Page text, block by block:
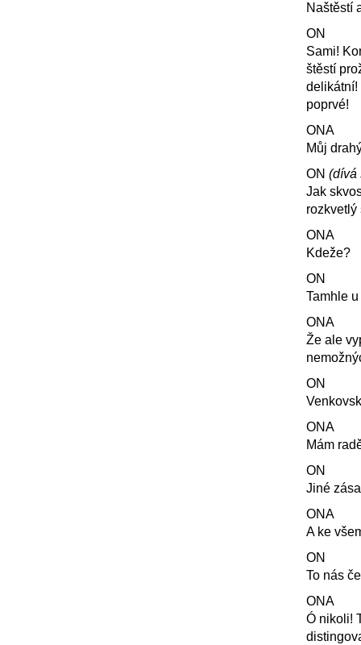
Naštěstí
ON
Sami!
štěstí
delikátní!
poprvé!
ONA
Můj
ON (dívá
Jak
rozkvetlý
ONA
Kdeže?
ON
Tamhle
ONA
Že ale
ON
ONA
Mám
ON
Jiné
ONA
A ke
ON
To nás
ONA
Ó nikoli!